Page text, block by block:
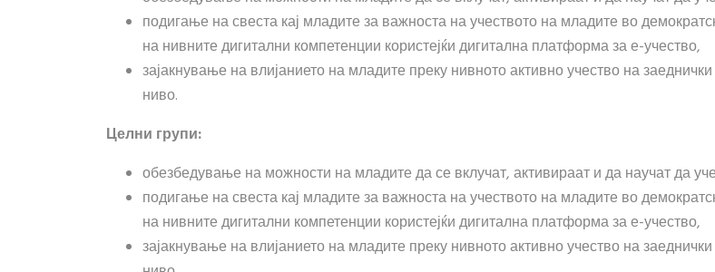
подигање на свеста кај младите за важноста на учеството на младите во
на нивните дигитални компетенции користејќи дигитална платформа за е-учество,
зајакнување на влијанието на младите преку нивното активно учество на
ниво.
Целни групи:
обезбедување на можности на младите да се вклучат, активираат и да научат да
подигање на свеста кај младите за важноста на учеството на младите во
на нивните дигитални компетенции користејќи дигитална платформа за е-учество,
зајакнување на влијанието на младите преку нивното активно учество на